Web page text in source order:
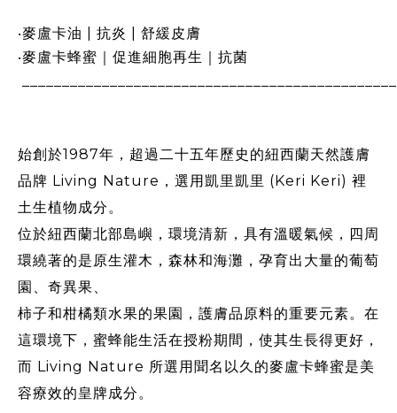
‧麥盧卡油 | 抗炎 | 舒緩皮膚​
‧麥盧卡蜂蜜｜促進細胞再生｜抗菌
始創於1987年，超過二十五年歷史的紐西蘭天然護膚
品牌 Living Nature，選用凱里凱里 (Keri Keri) 裡
土生植物成分。
位於紐西蘭北部島嶼，環境清新，具有溫暖氣候，四周
環繞著的是原生灌木，森林和海灘，孕育出大量的葡萄
園、奇異果、
柿子和柑橘類水果的果園，護膚品原料的重要元素。在
這環境下，蜜蜂能生活在授粉期間，使其生長得更好，
而 Living Nature 所選用聞名以久的麥盧卡蜂蜜是美
容療效的皇牌成分。